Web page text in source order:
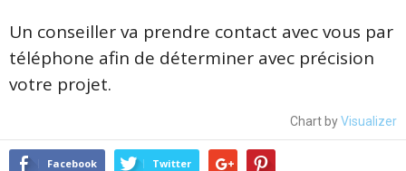
Un conseiller va prendre contact avec vous par
téléphone afin de déterminer avec précision
votre projet.
Chart byVisualizer
Facebook Twitter